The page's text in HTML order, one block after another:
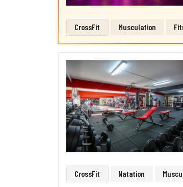
CrossFit Musculation
CrossFit Natation